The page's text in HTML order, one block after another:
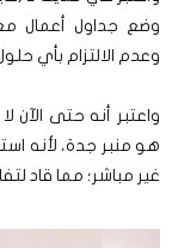
وضع جداول أعمال
وعدم الالتزام بأي
واعتبر أنه حتى الآن
هو منبر جدة، لأنه
غير مباشر؛ مما قاد